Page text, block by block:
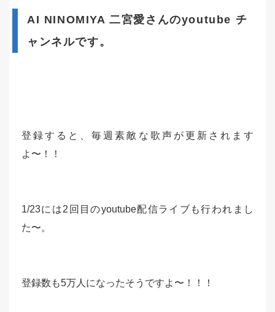
AI NINOMIYA 二宮愛さんのyoutube チ
ャンネルです。
登録すると、毎週素敵な歌声が更新されます
よ〜！！
1/23には2回目のyoutube配信ライブも行われまし
た〜。
登録数も5万人になったそうですよ〜！！！